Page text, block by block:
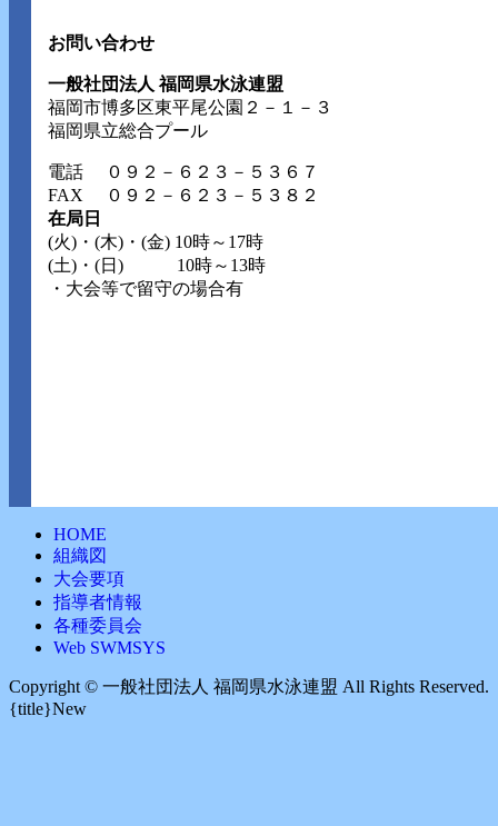
お問い合わせ
一般社団法人 福岡県水泳連盟
福岡市博多区東平尾公園２－１－３
福岡県立総合プール
電話
０９２－６２３－５３６７
FAX ０９２－６２３－５３８２
在局日
(火)・(木)・(金) 10時～17時
(土)・(日) 10時～13時
・大会等で留守の場合有
HOME
組織図
大会要項
指導者情報
各種委員会
Web SWMSYS
Copyright ©︎ 一般社団法人 福岡県水泳連盟 All Rights Reserved.
{title}New